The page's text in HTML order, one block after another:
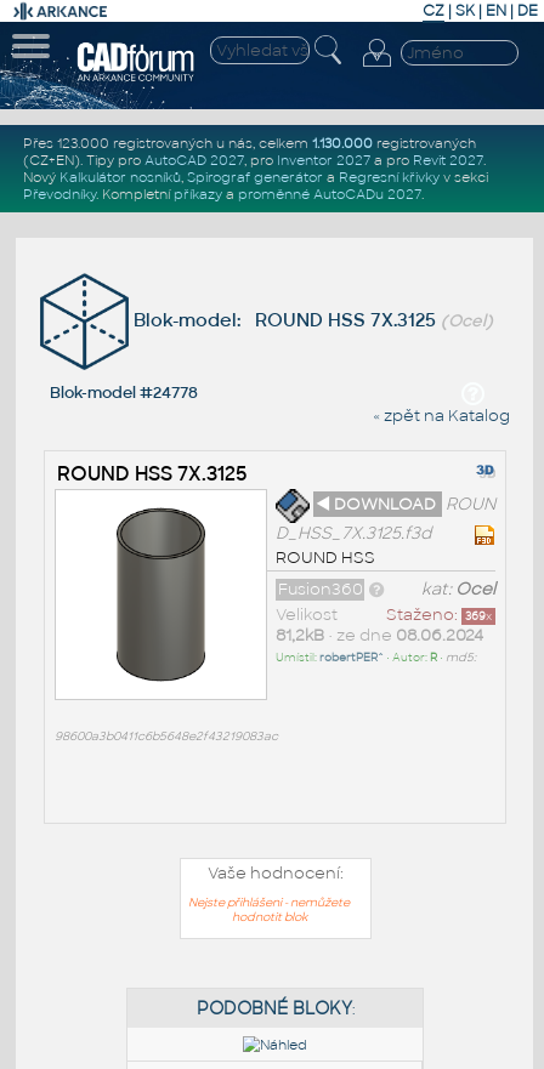
CZ | SK| EN | DE
Přes 123.000 registrovaných u nás, celkem 1.130.000registrovaných
(CZ+EN). Tipy pro AutoCAD 2027, pro Inventor 2027a pro Revit 2027.
Nový Kalkulátor nosníků, Spirograf generátor a Regresní křivkyv sekci
Převodníky. Kompletní příkazya proměnné AutoCADu 2027.
Blok-model: ROUND HSS 7X.3125 (Ocel)
Blok-model #24778
« zpět na Katalog
ROUND HSS 7X.3125
◄ DOWNLOAD ROUN
D_HSS_7X.3125.f3d
ROUND HSS
kat: Ocel
Fusion360
Staženo: 369x
Velikost
81,2kB• ze dne 08.06.2024
Umístil:robertPER^ • Autor: R• md5:
98600a3b0411c6b5648e2f43219083ac
Vaše hodnocení:
Nejste přihlášeni - nemůžete
hodnotit blok